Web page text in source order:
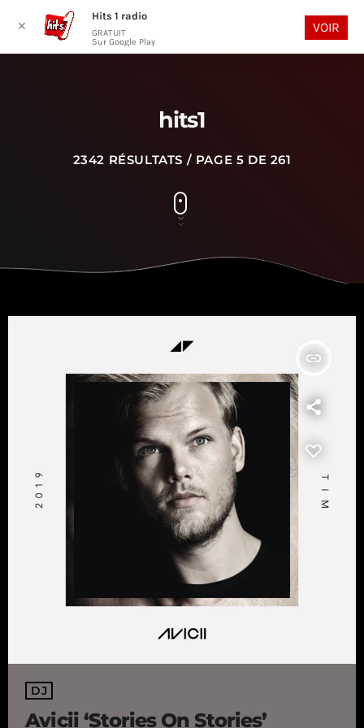
play_arrow
hits1
2342 RÉSULTATS / PAGE 5 DE 261
insert_link
DJ
Avicii ‘Stories On Stories’
✕
Hits 1 radio
GRATUIT
Sur Google Play
VOIR